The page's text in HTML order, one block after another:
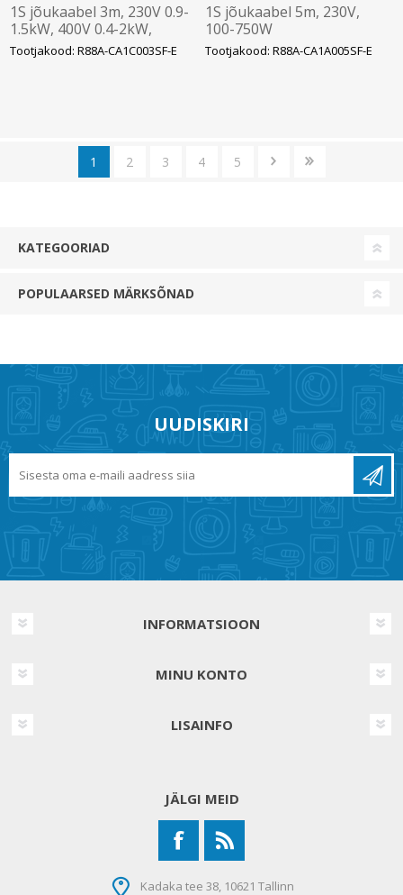
1S jõukaabel 3m, 230V 0.9-
1.5kW, 400V 0.4-2kW,
Omron
Tootjakood: R88A-CA1C003SF-E
1S jõukaabel 5m, 230V,
100-750W
Tootjakood: R88A-CA1A005SF-E
1 2 3 4 5
KATEGOORIAD
POPULAARSED MÄRKSÕNAD
UUDISKIRI
INFORMATSIOON
MINU KONTO
LISAINFO
JÄLGI MEID
Kadaka tee 38, 10621 Tallinn